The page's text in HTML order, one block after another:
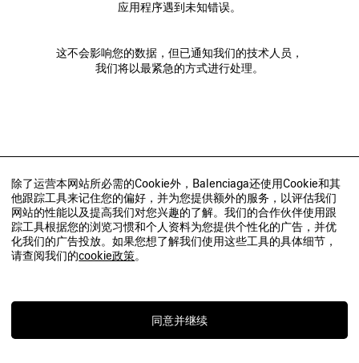
除了运营本网站所必需的Cookie外，Balenciaga还使用Cookie和其
他跟踪工具来记住您的偏好，并为您提供额外的服务，以评估我们
网站的性能以及提高我们对您兴趣的了解。我们的合作伙伴使用跟
踪工具根据您的浏览习惯和个人资料为您提供个性化的广告，并优
化我们的广告投放。如果您想了解我们使用这些工具的具体细节，
请查阅我们的cookie政策。
同意并继续
应用程序遇到未知错误。
这不会影响您的数据，但已通知我们的技术人员，
我们将以最紧急的方式进行处理。